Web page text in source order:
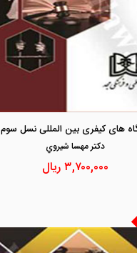
های کیفری بین المللی نسل سوم
دكتر مهسا شيروي
۳,۷۰۰,۰۰۰ریال